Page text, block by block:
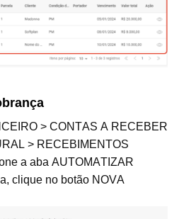
> CONTAS A RECEBER
> RECEBIMENTOS
a aba AUTOMATIZAR
clique no botão NOVA